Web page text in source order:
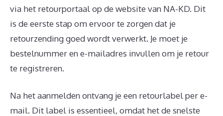
via het retourportaal op de website van NA-KD. Dit
is de eerste stap om ervoor te zorgen dat je
retourzending goed wordt verwerkt. Je moet je
bestelnummer en e-mailadres invullen om je retour
te registreren.
Na het aanmelden ontvang je een retourlabel per e-
mail. Dit label is essentieel, omdat het de snelste